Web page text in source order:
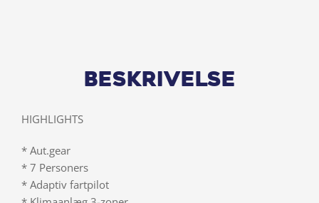
Beskrivelse
HIGHLIGHTS
* Aut.gear
* 7 Personers
* Adaptiv fartpilot